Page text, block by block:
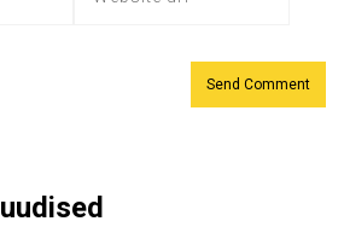
uudised